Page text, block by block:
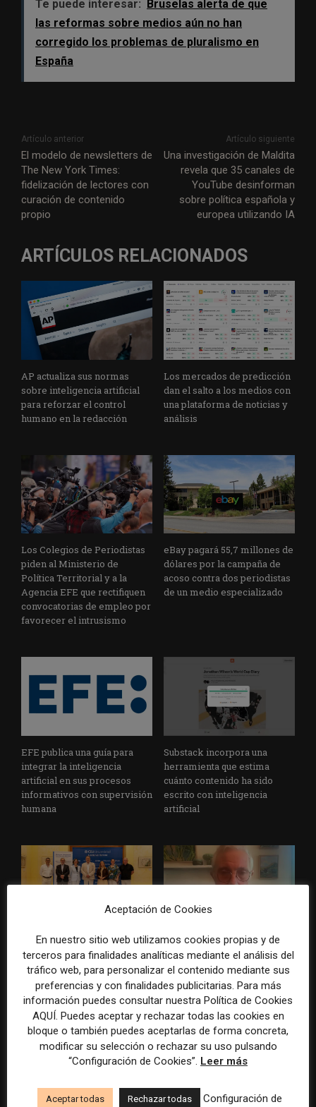
Te puede interesar:
Bruselas alerta de que
las reformas sobre medios aún no han
corregido los problemas de pluralismo en
España
Artículo anterior
El modelo de newsletters de
The New York Times:
fidelización de lectores con
curación de contenido
propio
Artículo siguiente
Una investigación de Maldita
revela que 35 canales de
YouTube desinforman
sobre política española y
europea utilizando IA
ARTÍCULOS RELACIONADOS
AP actualiza sus normas
sobre inteligencia artificial
para reforzar el control
humano en la redacción
Los mercados de predicción
dan el salto a los medios con
una plataforma de noticias y
análisis
Los Colegios de Periodistas
piden al Ministerio de
Política Territorial y a la
Agencia EFE que rectifiquen
convocatorias de empleo por
favorecer el intrusismo
eBay pagará 55,7 millones de
dólares por la campaña de
acoso contra dos periodistas
de un medio especializado
EFE publica una guía para
integrar la inteligencia
artificial en sus procesos
informativos con supervisión
humana
Substack incorpora una
herramienta que estima
cuánto contenido ha sido
escrito con inteligencia
artificial
La Universidad CEU
Cardenal Herrera presenta
un informe con pautas para
informar sobre el suicidio
Paul Krugman alerta del
avance de los
multimillonarios sobre los
medios y las plataformas
Aceptación de Cookies
En nuestro sitio web utilizamos cookies propias y de
terceros para finalidades analíticas mediante el análisis del
tráfico web, para personalizar el contenido mediante sus
preferencias y con finalidades publicitarias. Para más
información puedes consultar nuestra Política de Cookies
AQUÍ. Puedes aceptar y rechazar todas las cookies en
bloque o también puedes aceptarlas de forma concreta,
modificar su selección o rechazar su uso pulsando
“Configuración de Cookies”. Leer más
Aceptar todas Rechazar todas
Configuración de